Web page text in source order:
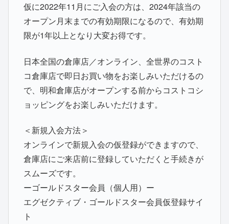
仮に2022年11月にご入会の方は、2024年該当の
オープン月末までの有効期限になるので、有効期
限が1年以上となり大変お得です。
日本全国の倉庫店／オンライン、全世界のコスト
コ倉庫店で即日お買い物をお楽しみいただけるの
で、明和倉庫店がオープンする前からコストコシ
ョッピングをお楽しみいただけます。
＜新規入会方法＞
オンラインで新規入会の仮登録ができますので、
倉庫店にご来店前に登録していただくと手続きが
スムーズです。
ーゴールドスター会員（個人用）ー
エグゼクティブ・ゴールドスター会員仮登録サイ
ト